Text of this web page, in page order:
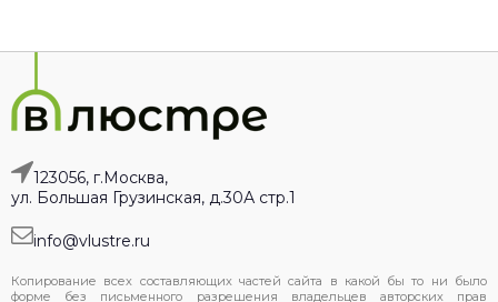
123056, г.Москва,
ул. Большая Грузинская, д.30А стр.1
info@vlustre.ru
Копирование всех составляющих частей сайта в какой бы то ни было
форме без письменного разрешения владельцев авторских прав